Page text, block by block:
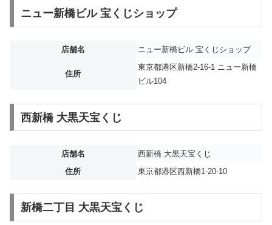
ニュー新橋ビル 宝くじショップ
店舗名 ニュー新橋ビル 宝くじショップ
住所
東京都港区新橋2-16-1 ニュー新橋
ビル104
西新橋 大黒天宝くじ
店舗名
西新橋 大黒天宝くじ
住所
東京都港区西新橋1-20-10
新橋二丁目 大黒天宝くじ